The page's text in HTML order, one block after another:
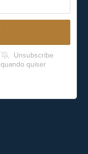
Unsubscribe
quando quiser